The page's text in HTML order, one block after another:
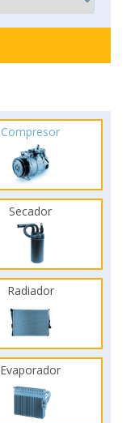
Compresor
Secador
Radiador
Evaporador